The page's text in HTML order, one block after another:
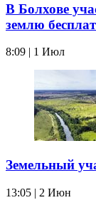
В Болхове
землю
8:09 | 1 Июл
Земельный
13:05 | 2 Июн